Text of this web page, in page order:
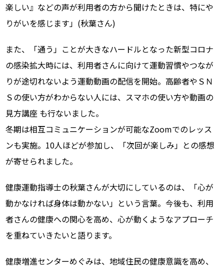
楽しい』などの声が利用者の方から聞けたときは、特にや
りがいを感じます」(秋葉さん)
また、「通う」ことが大きなハードルとなった新型コロナ
の感染拡大時には、利用者さんに向けて運動習慣やつなが
りが途切れないよう運動動画の配信を開始。高齢者やＳＮ
Ｓの使い方がわからない人には、スマホの使い方や動画の
見方講座 も行ないました。
冬期は相互コミュニケーションが可能なZoomでのレッス
ンも実施。10人ほどが参加し、「次回が楽しみ」との感想
が寄せられました。
健康運動指導士の秋葉さんが大切にしているのは、「心が
動かなければ身体は動かない」という言葉。今後も、利用
者さんの健康への関心を高め、心が動くようなアプローチ
を重ねていきたいと語ります。
健康増進センターめぐみは、地域住民の健康意識を高め、